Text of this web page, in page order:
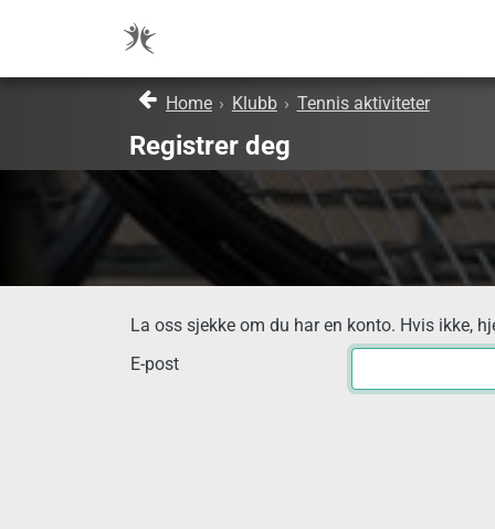
Home › Klubb › Tennis aktiviteter
Registrer deg
La oss sjekke om du har en konto. Hvis ikke,
E-post